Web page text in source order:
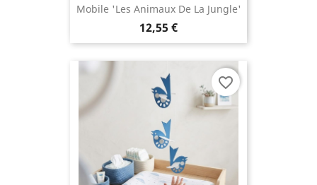
Mobile 'Les Animaux De La Jungle'
12,55 €
favorite_border